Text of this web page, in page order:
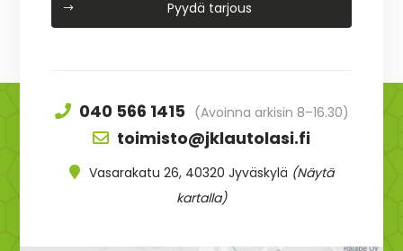
Pyydä tarjous
040 566 1415 (Avoinna arkisin 8–16.30)
toimisto@jklautolasi.fi
Vasarakatu 26, 40320 Jyväskylä (Näytä
kartalla)